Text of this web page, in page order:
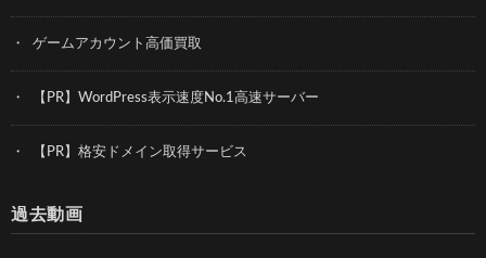
ゲームアカウント高価買取
【PR】WordPress表示速度No.1高速サーバー
【PR】格安ドメイン取得サービス
過去動画